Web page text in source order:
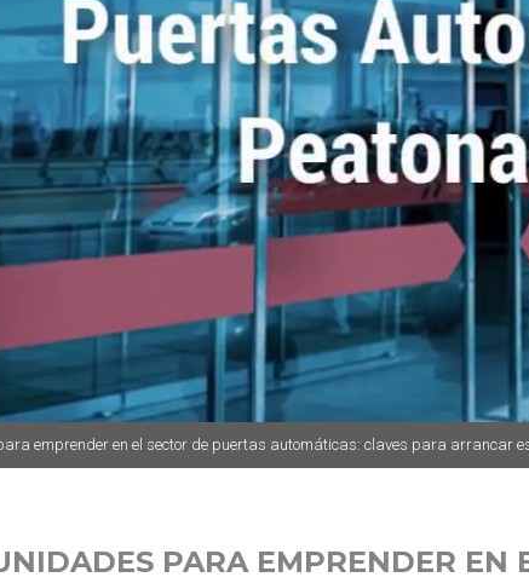
emprender en el sector de puertas automáticas: claves para arrancar
PARA EMPRENDER EN